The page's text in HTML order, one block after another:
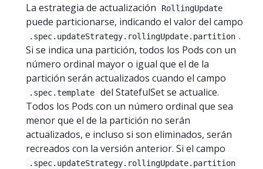
La estrategia de actualización RollingUpdate
puede particionarse, indicando el valor del campo
.spec.updateStrategy.rollingUpdate.partition .
Si se indica una partición, todos los Pods con un
número ordinal mayor o igual que el de la
partición serán actualizados cuando el campo
.spec.template
del StatefulSet se actualice.
Todos los Pods con un número ordinal que sea
menor que el de la partición no serán
actualizados, e incluso si son eliminados, serán
recreados con la versión anterior. Si el campo
.spec.updateStrategy.rollingUpdate.partition